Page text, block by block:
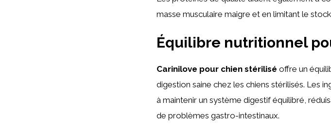
masse musculaire maigre et en limitant le
Équilibre nutritionnel
Carinilove pour chien stérilisé offre un
digestion saine chez les chiens stérilisés. Les
à maintenir un système digestif équilibré,
de problèmes gastro-intestinaux.